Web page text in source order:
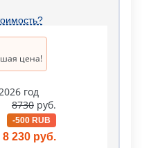
цена!
год
8730 руб.
-500 RUB
8 230 руб.